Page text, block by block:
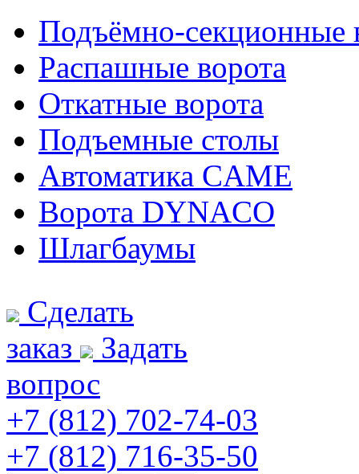
Подъёмно-секционные
Распашные ворота
Откатные ворота
Подъемные столы
Автоматика CAME
Ворота DYNACO
Шлагбаумы
Сделать
заказ
Задать
вопрос
+7 (812) 702-74-03
+7 (812) 716-35-50